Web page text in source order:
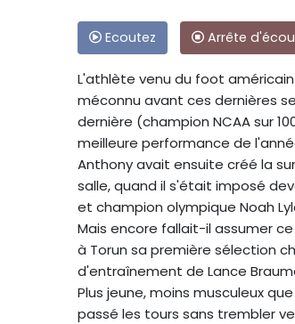
Ecoutez Arrête
L'athlète venu du foot
méconnu avant ces dernières
dernière (champion NCAA sur
meilleure performance de
Anthony avait ensuite créé la
salle, quand il s'était imposé
et champion olympique Noah
Mais encore fallait-il assumer
à Torun sa première sélection
d'entraînement de Lance
Plus jeune, moins musculeux
passé les tours sans trembler